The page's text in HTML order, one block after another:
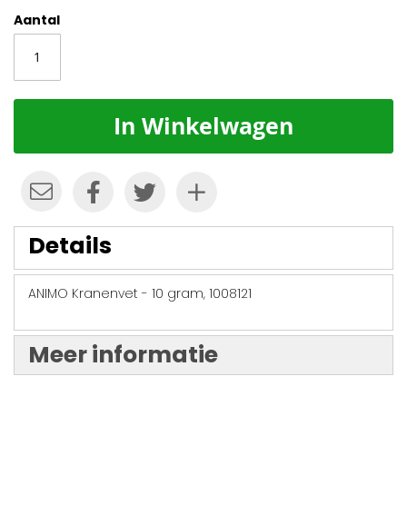
Aantal
In Winkelwagen
Details
ANIMO Kranenvet - 10 gram, 1008121
Meer informatie